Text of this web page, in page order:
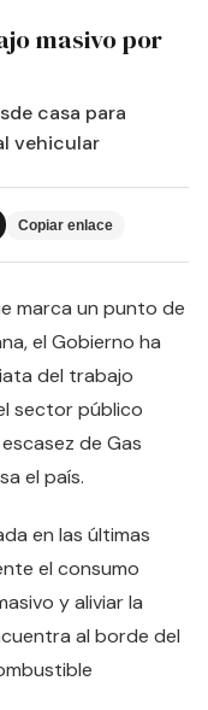
masivo por
casa para
vehicular
Copiar enlace
marca un punto de
el Gobierno ha
del trabajo
sector público
de Gas
el país.
en las últimas
el consumo
y aliviar la
al borde del